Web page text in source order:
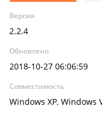
Версия
2.2.4
Обновлено
2018-10-27 06:06:59
Совместимость
Windows XP, Windows